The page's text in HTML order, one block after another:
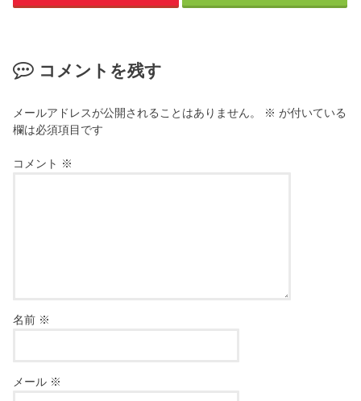
コメントを残す
メールアドレスが公開されることはありません。 ※ が付いている
欄は必須項目です
コメント ※
名前 ※
メール ※